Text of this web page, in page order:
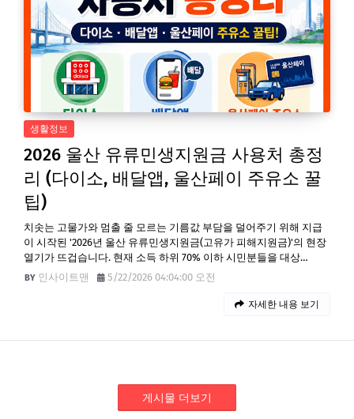
생활정보
2026 울산 유류민생지원금 사용처 총정
리 (다이소, 배달앱, 울산페이 주유소 꿀
팁)
치솟는 고물가와 멈출 줄 모르는 기름값 부담을 덜어주기 위해 지급
이 시작된 '2026년 울산 유류민생지원금(고유가 피해지원금)'의 현장
열기가 뜨겁습니다. 현재 소득 하위 70% 이하 시민분들을 대상…
인사이트맨
5/22/2026 04:04:00 오전
자세한 내용 보기
게시물 더보기